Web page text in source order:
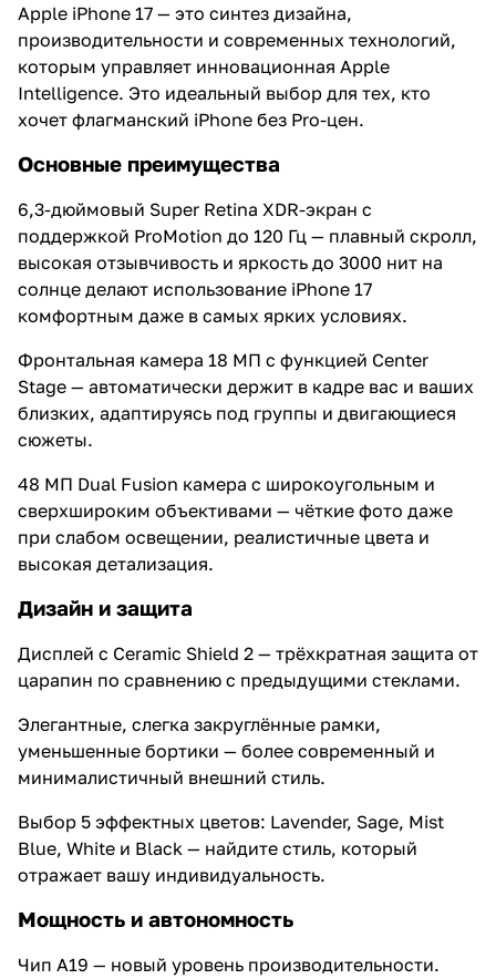
Apple iPhone 17 — это синтез дизайна,
производительности и современных технологий,
которым управляет инновационная Apple
Intelligence. Это идеальный выбор для тех, кто
хочет флагманский iPhone без Pro-цен.
Основные преимущества
6,3-дюймовый Super Retina XDR-экран с
поддержкой ProMotion до 120 Гц — плавный скролл,
высокая отзывчивость и яркость до 3000 нит на
солнце делают использование iPhone 17
комфортным даже в самых ярких условиях.
Фронтальная камера 18 МП с функцией Center
Stage — автоматически держит в кадре вас и ваших
близких, адаптируясь под группы и двигающиеся
сюжеты.
48 МП Dual Fusion камера с широкоугольным и
сверхшироким объективами — чёткие фото даже
при слабом освещении, реалистичные цвета и
высокая детализация.
Дизайн и защита
Дисплей с Ceramic Shield 2 — трёхкратная защита от
царапин по сравнению с предыдущими стеклами.
Элегантные, слегка закруглённые рамки,
уменьшенные бортики — более современный и
минималистичный внешний стиль.
Выбор 5 эффектных цветов: Lavender, Sage, Mist
Blue, White и Black — найдите стиль, который
отражает вашу индивидуальность.
Мощность и автономность
Чип A19 — новый уровень производительности.